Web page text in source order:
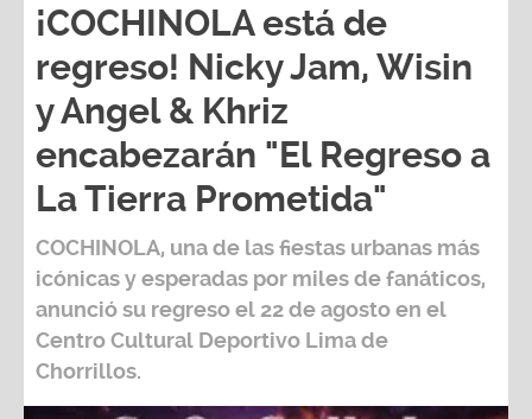
¡COCHINOLA está de
regreso! Nicky Jam, Wisin
y Angel & Khriz
encabezarán "El Regreso a
La Tierra Prometida"
COCHINOLA, una de las fiestas urbanas más
icónicas y esperadas por miles de fanáticos,
anunció su regreso el 22 de agosto en el
Centro Cultural Deportivo Lima de
Chorrillos.